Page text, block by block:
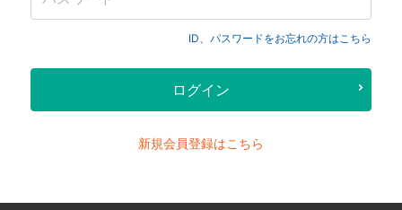
ID、パスワードをお忘れの方はこちら
新規会員登録はこちら